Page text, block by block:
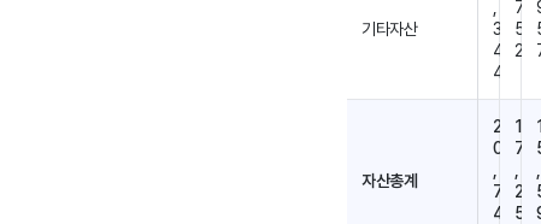
기타자산
3
4
4
7
5
2
자산총계
2
0
7
4
1
7
2
5
1